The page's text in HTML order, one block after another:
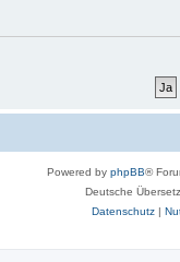
Powered by phpBB®
Deutsche
Datenschutz|